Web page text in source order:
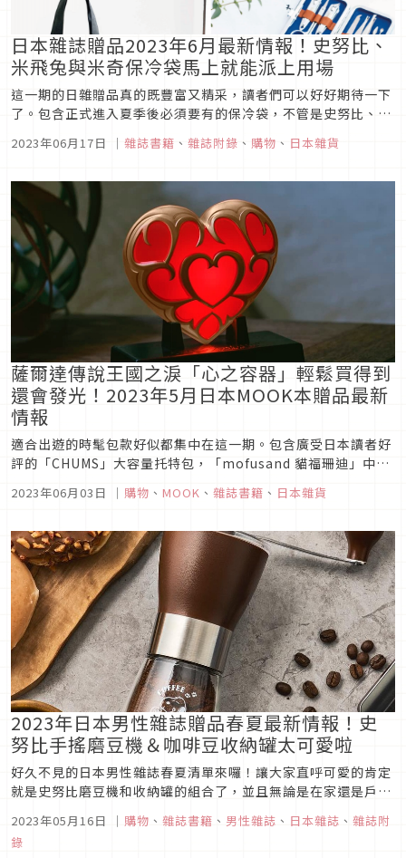
日本雜誌贈品2023年6月最新情報！史努比、
米飛兔與米奇保冷袋馬上就能派上用場
這一期的日雜贈品真的既豐富又精采，讀者們可以好好期待一下
了。包含正式進入夏季後必須要有的保冷袋，不管是史努比、米
修容組、花朵文具組，就連美妝部分也送得相當超值，看完只會
2023年06月17日 ｜ 雜誌書籍 、 雜誌附錄 、 購物 、 日本雜貨
薩爾達傳說王國之淚「心之容器」輕鬆買得到
還會發光！2023年5月日本MOOK本贈品最新
情報
適合出遊的時髦包款好似都集中在這一期。包含廣受日本讀者好
評的「CHUMS」大容量托特包，「mofusand 貓福珊迪」中最
KIDS」隨身肩背包與零錢包也是輕便又有型，更有現在最紅的
看下去...
2023年06月03日 ｜ 購物 、 MOOK 、 雜誌書籍 、 日本雜貨
2023年日本男性雜誌贈品春夏最新情報！史
努比手搖磨豆機＆咖啡豆收納罐太可愛啦
好久不見的日本男性雜誌春夏清單來囉！讓大家直呼可愛的肯定
就是史努比磨豆機和收納罐的組合了，並且無論是在家還是戶外
高速綜合檢測列車造型收納包與紓壓小物，還有多功能側背包也
都是相當優秀的選擇，馬上一起來看看。
2023年05月16日 ｜ 購物 、 雜誌書籍 、 男性雜誌 、 日本雜誌 、 雜誌附
錄